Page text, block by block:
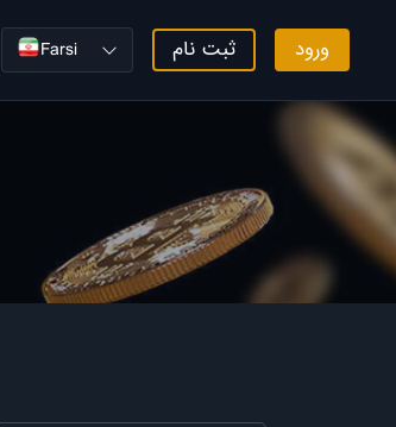
Farsi ثبت نام ورود